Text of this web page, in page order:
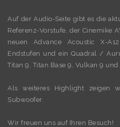
Auf der Audio-Seite gibt es die
Referenz-Vorstufe, der Cinemike
neuen Advance Acoustic X-
Endstufen und ein Quadral /
Titan 9, Titan Base 9, Vulkan 9
Als weiteres Highlight zeigen
Subwoofer.
Wir freuen uns auf Ihren Besuch!